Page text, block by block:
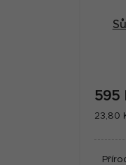
595
Měrná
23,80